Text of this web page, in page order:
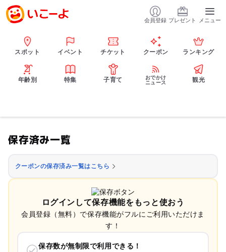
会員登録 プレゼント メニュー
スポット イベント チケット クーポン ランキング
年齢別 特集 子育て
おでかけ
ニュース
観光
保存済み一覧
クーポンの保存済み一覧はこちら
ログインして保存機能をもっと使おう
会員登録（無料）で保存機能がフルにご利用いただけま
す！
保存数が無制限で利用できる！